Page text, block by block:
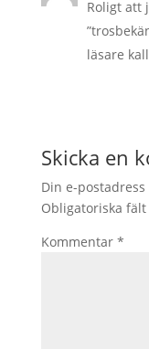
Roligt att
läsare
Skicka en
Din e-
Obligatoriska
Kommentar *